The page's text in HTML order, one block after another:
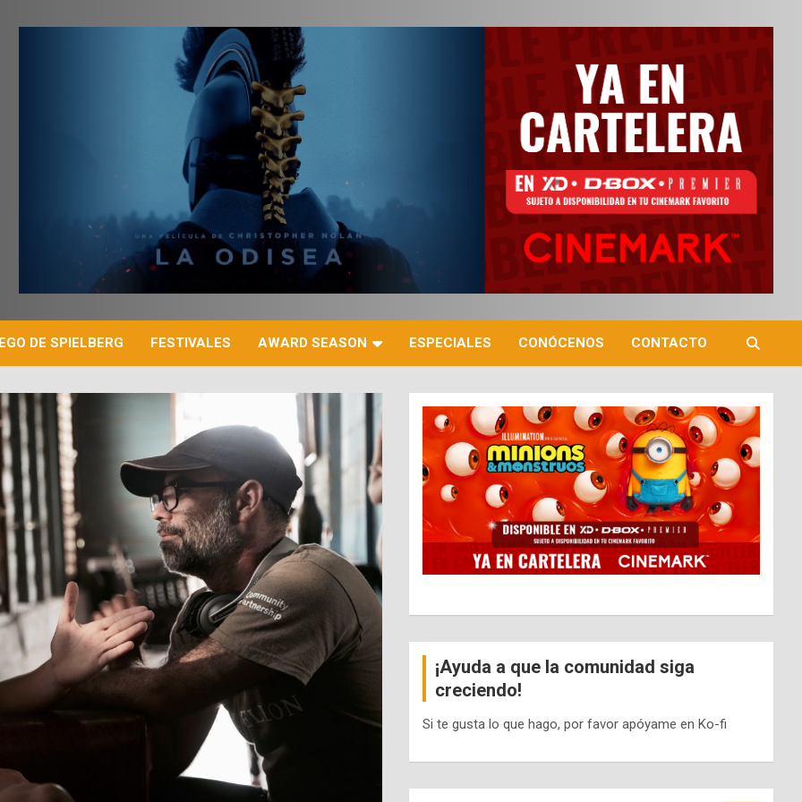
DE SPIELBERG FESTIVALES AWARD SEASON ESPECIALES CONÓCENOS CONTACTO
¡Ayuda a que la comunidad siga
creciendo!
Si te gusta lo que hago, por favor apóyame en Ko-fi